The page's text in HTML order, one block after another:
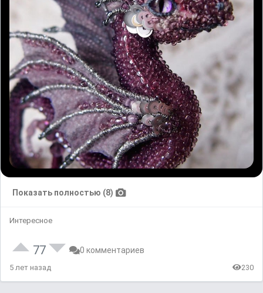
Показать полностью (8)
Интересное
77 0 комментариев
5 лет назад 230